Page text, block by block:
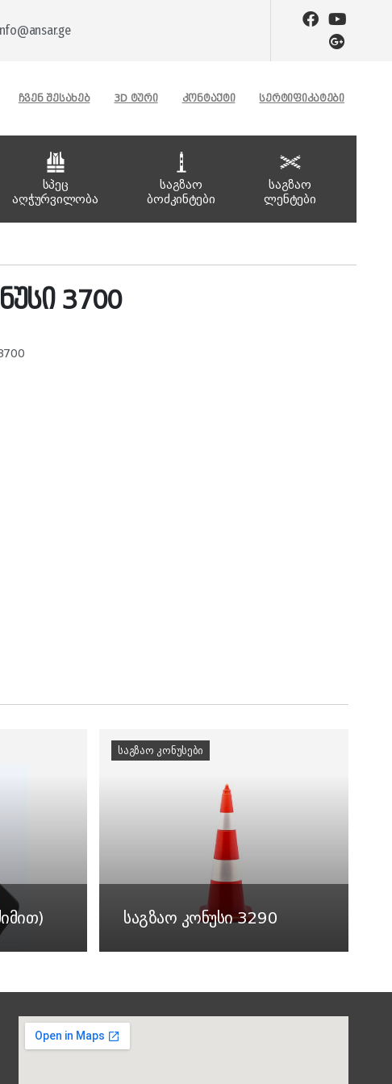
ᲩᲕᲔᲜ ᲨᲔᲡᲐᲮᲔᲑ 3D ᲢᲣᲠᲘ ᲙᲝᲜᲢᲐᲥᲢᲘ ᲡᲔᲠᲢᲘᲤᲘᲙᲐᲢᲔᲑᲘ
სპეც
აღჭურვილობა
საგზაო
ბოძკინტები
საგზაო
ლენტები
3700
საგზაო კონუსი 3290
ᲡᲐᲒᲖᲐᲝ ᲙᲝᲜᲣᲡᲔᲑᲘ